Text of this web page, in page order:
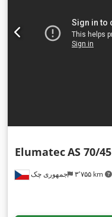
جمهوری چک ۳٬۷۵۵ km
ElumatecAS 70/45